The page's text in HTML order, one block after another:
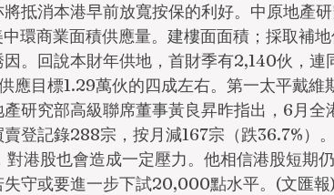
抵消本港早前放寬按保的利好。中原地產
環商業面積供應量。建樓面面積；採取補
。回說本財年供地，首財季有2,140伙，
應目標1.29萬伙的四成左右。第一太平戴維
研究部高級聯席董事黃良昇昨指出，6月
登記錄288宗，按月減167宗（跌36.7%）
對港股也會造成一定壓力。他相信港股短期
守或要進一步下試20,000點水平。(文匯